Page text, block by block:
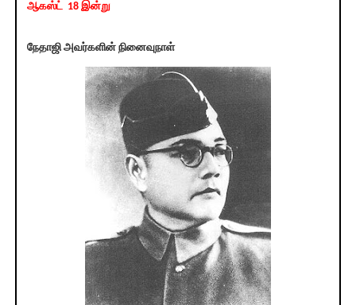
ஆகஸ்ட் 18 இன்று
நேதாஜி அவர்களின் நினைவுநாள்